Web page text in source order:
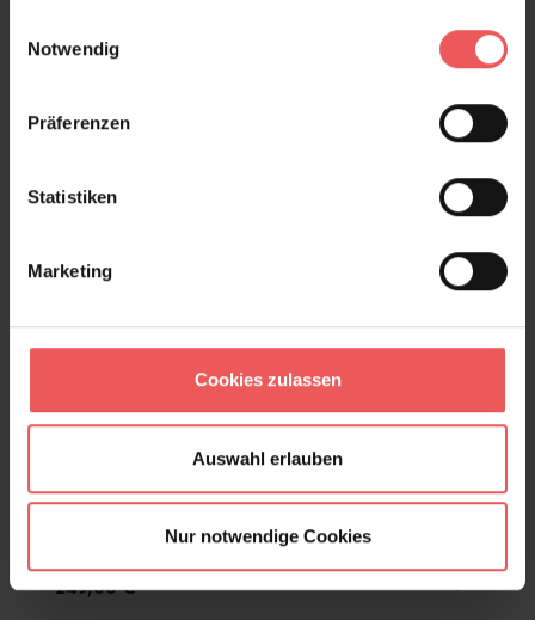
Notwendig
Präferenzen
Statistiken
Marketing
Cookies zulassen
Auswahl erlauben
Nur notwendige Cookies
249,00 €